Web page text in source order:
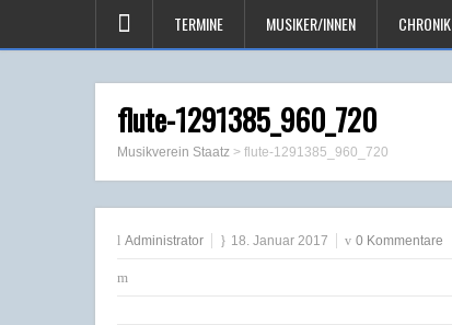
TERMINE MUSIKER/INNEN CHRONIK
flute-1291385_960_720
Musikverein Staatz > flute-1291385_960_720
Administrator 18. Januar 2017 0 Kommentare